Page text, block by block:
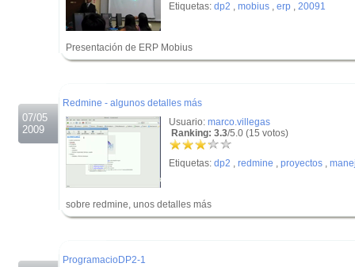
Etiquetas: dp2 , mobius , erp , 20091
Presentación de ERP Mobius
07/05
2009
Redmine - algunos detalles más
Usuario: marco.villegas
Ranking: 3.3/5.0 (15 votos)
Etiquetas: dp2 , redmine , proyectos ,
sobre redmine, unos detalles más
ProgramacioDP2-1